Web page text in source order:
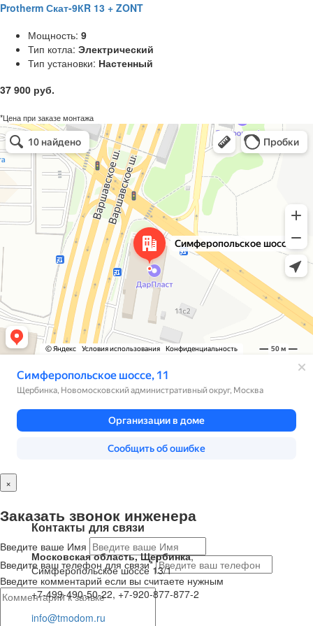
Protherm Скат-9КR 13 + ZONT
Мощность: 9
Тип котла: Электрический
Тип установки: Настенный
37 900 руб.
*Цена при заказе монтажа
Контакты для связи
Московская область, Щербинка,
Симферопольское шоссе 13/1
+7-499-490-50-22, +7-920-877-877-2
info@tmodom.ru
×
Заказать звонок инженера
Введите ваше Имя
Введите ваш телефон для связи*
Введите комментарий если вы считаете нужным